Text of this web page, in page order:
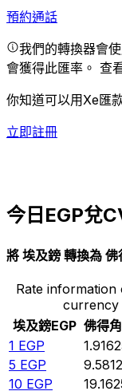
預約通話
我們的轉換器會
會獲得此匯率。 查
你知道可以用Xe匯
立即註冊
今日EGP兌
將 埃及鎊 轉換為
Rate information
currency
埃及鎊EGP 佛得
1 EGP
5 EGP
10 EGP